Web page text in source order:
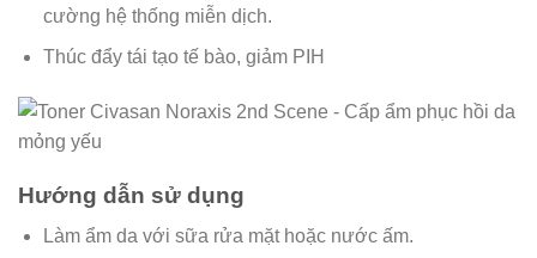
cường hệ thống miễn dịch.
Thúc đẩy tái tạo tế bào, giảm PIH
Hướng dẫn sử dụng
Làm ẩm da với sữa rửa mặt hoặc nước ấm.